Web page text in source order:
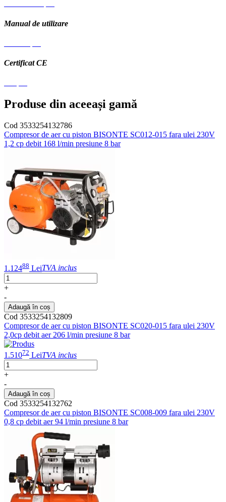
Manual de utilizare
Certificat CE
Produse din aceeași gamă
Cod 3533254132786
Compresor de aer cu piston BISONTE SC012-015 fara ulei 230V
1,2 cp debit 168 l/min presiune 8 bar
1.12488 LeiTVA inclus
+
-
Adaugă în coș
Cod 3533254132809
Compresor de aer cu piston BISONTE SC020-015 fara ulei 230V
2,0cp debit aer 206 l/min presiune 8 bar
1.51072 LeiTVA inclus
+
-
Adaugă în coș
Cod 3533254132762
Compresor de aer cu piston BISONTE SC008-009 fara ulei 230V
0,8 cp debit aer 94 l/min presiune 8 bar